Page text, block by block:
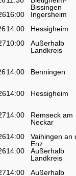
Bissingen
16:00
Ingersheim
14:00
Hessigheim
10:00
Außerhalb
Landkreis
14:00 Benningen
14:00 Hessigheim
14:00
Remseck am
Neckar
14:00
Vaihingen an
Enz
14:00
Außerhalb
Landkreis
14:00
Außerhalb